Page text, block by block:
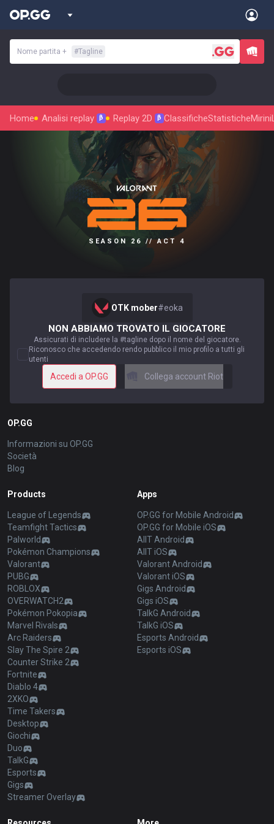
Nome partita + #Tagline
Home Analisi replay β Replay 2D β ClassificheStatisticheMirini
SEASON 26 // ACT 4
OTK mober#eoka
NON ABBIAMO TROVATO IL GIOCATORE
Assicurati di includere la #tagline dopo il nome del giocatore.
Riconosco che accedendo rendo pubblico il mio profilo a tutti gli
utenti
Accedi a OP.GG Collega account Riot
OP.GG
Informazioni su OP.GG
Società
Blog
Products
League of Legends
Teamfight Tactics
Palworld
Pokémon Champions
Valorant
PUBG
ROBLOX
OVERWATCH2
Pokémon Pokopia
Marvel Rivals
Arc Raiders
Slay The Spire 2
Counter Strike 2
Fortnite
Diablo 4
2XKO
Time Takers
Desktop
Giochi
Duo
TalkG
Esports
Gigs
Streamer Overlay
Apps
OP.GG for Mobile Android
OP.GG for Mobile iOS
AllT Android
AllT iOS
Valorant Android
Valorant iOS
Gigs Android
Gigs iOS
TalkG Android
TalkG iOS
Esports Android
Esports iOS